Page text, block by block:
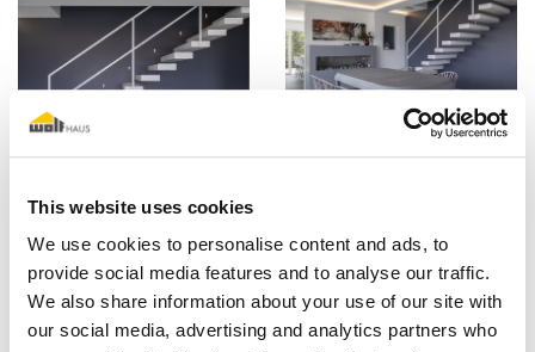
This website uses cookies
We use cookies to personalise content and ads, to
provide social media features and to analyse our traffic.
We also share information about your use of our site with
our social media, advertising and analytics partners who